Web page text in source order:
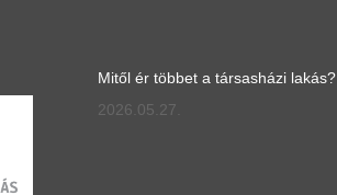
Mitől ér többet a társasházi lakás?
2026.05.27.